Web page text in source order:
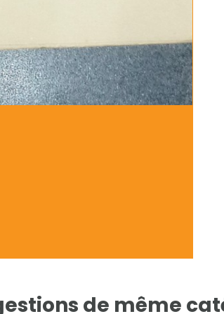
de même